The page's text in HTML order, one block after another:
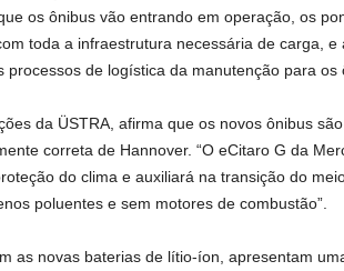
os ônibus vão entrando em operação, os
toda a infraestrutura necessária de carga, e
de logística da manutenção para os
da ÜSTRA, afirma que os novos ônibus
correta de Hannover. “O eCitaro G da
do clima e auxiliará na transição do
poluentes e sem motores de combustão”.
as novas baterias de lítio-íon, apresentam